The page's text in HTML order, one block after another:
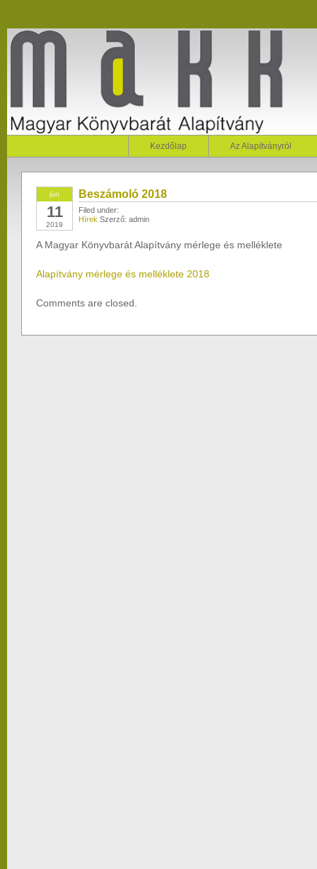
Kezdőlap Az Alapítványról
jún
11
2019
Beszámoló 2018
Filed under:
Hírek Szerző: admin
A Magyar Könyvbarát Alapítvány mérlege és melléklete
Alapítvány mérlege és melléklete 2018
Comments are closed.